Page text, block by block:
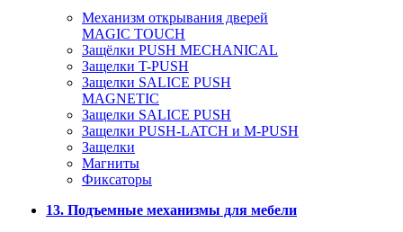
Механизм открывания дверей
MAGIC TOUCH
Защёлки PUSH MECHANICAL
Защелки T-PUSH
Защелки SALICE PUSH
MAGNETIC
Защелки SALICE PUSH
Защелки PUSH-LATCH и M-PUSH
Защелки
Магниты
Фиксаторы
13. Подъемные механизмы для мебели